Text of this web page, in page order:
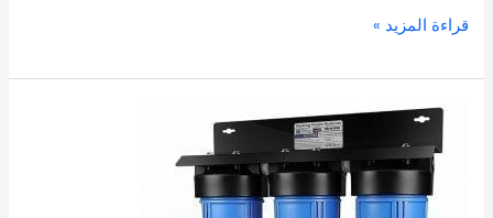
قراءة المزيد »
تركيب
فلاتر
مبارك